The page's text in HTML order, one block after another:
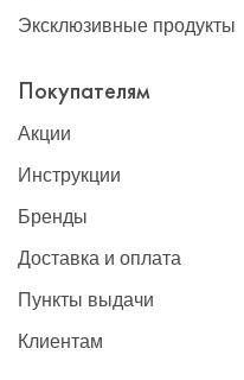
Эксклюзивные продукты
Покупателям
Акции
Инструкции
Бренды
Доставка и оплата
Пункты выдачи
Клиентам